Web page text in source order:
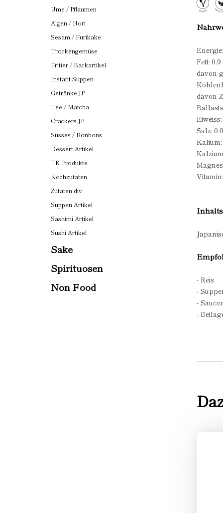
Ume / Pflaumen
Algen / Nori
Sesam / Furikake
Trockengemüse
Fritier / Backartikel
Instant Suppen
Getränke JP
Tee / Matcha
Crackers JP
Süsses / Bonbons
Dessert Artikel
TK Produkte
Kochzutaten
Zutaten div.
Suppen Artikel
Sashimi Artikel
Sushi Artikel
Sake
Spirituosen
Non Food
Fett:
davon
davon
Salz:
- Reis
-
-
-